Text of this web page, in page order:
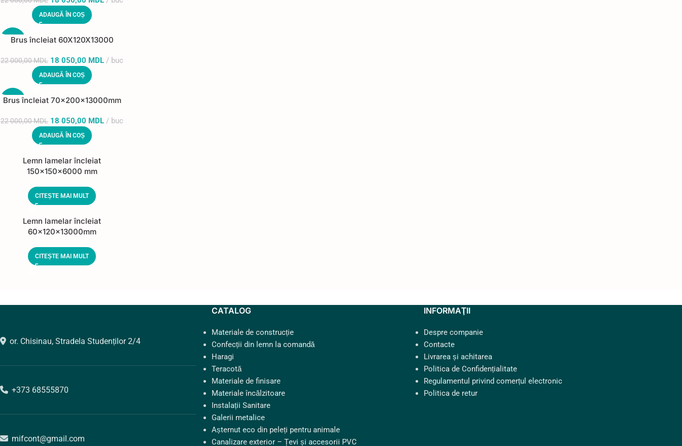
ADAUGĂ ÎN COȘ
-18%
Brus încleiat 60X120X13000
22 000,00MDL 18 050,00 MDL buc
ADAUGĂ ÎN COȘ
-18%
Brus încleiat 70x200x13000mm
22 000,00MDL 18 050,00 MDL buc
ADAUGĂ ÎN COȘ
Lemn lamelar încleiat
150x150x6000 mm
CITEȘTE MAI MULT
Lemn lamelar încleiat
60x120x13000mm
CITEȘTE MAI MULT
or. Chisinau, Stradela Studenților 2/4
+373 68555870
mifcont@gmail.com
CATALOG
Materiale de construcție
Confecții din lemn la comandă
Haragi
Teracotă
Materiale de finisare
Materiale încălzitoare
Instalații Sanitare
Galerii metalice
Așternut eco din peleți pentru animale
Canalizare exterior – Țevi și accesorii PVC
INFORMAŢII
Despre companie
Contacte
Livrarea și achitarea
Politica de Confidențialitate
Regulamentul privind comerțul electronic
Politica de retur